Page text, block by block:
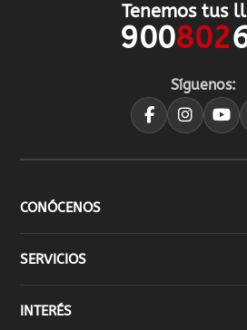
Tenemos tus
900802
Síguenos:
CONÓCENOS
SERVICIOS
INTERÉS